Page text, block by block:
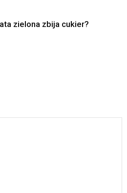
zielona zbija cukier?